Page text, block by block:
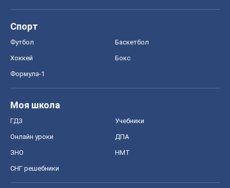
Спорт
Футбол Баскетбол
Хоккей Бокс
Формула-1
Моя школа
ГДЗ Учебники
Онлайн уроки ДПА
ЗНО НМТ
СНГ решебники